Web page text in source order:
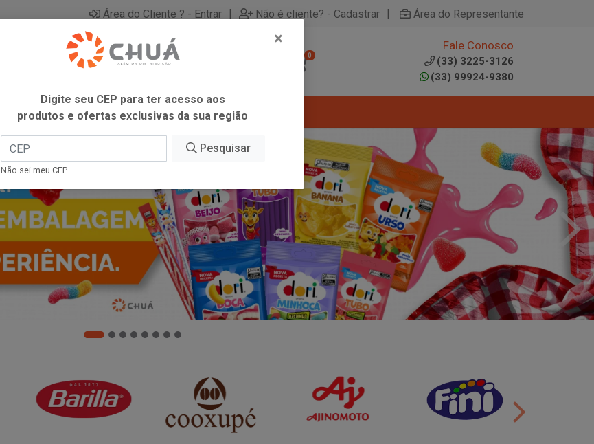
Área do Cliente ? - Entrar | Não é cliente? - Cadastrar | Área do Representante
0
Fale Conosco
(33) 3225-3126
(33) 99924-9380
×
Digite seu CEP para ter acesso aos
produtos e ofertas exclusivas da sua região
Pesquisar
Não sei meu CEP